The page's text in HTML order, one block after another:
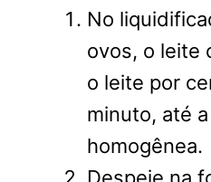
No
ovos, o leite
o leite por
minuto, até
homogênea.